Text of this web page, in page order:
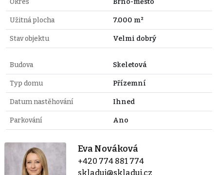
Okres Brno-město
Užitná plocha 7.000 m²
Stav objektu Velmi dobrý
Budova Skeletová
Typ domu Přízemní
Datum nastěhování Ihned
Parkování Ano
Eva Nováková
+420 774 881 774
skladuj@skladuj.cz